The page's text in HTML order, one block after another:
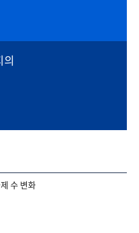
의
수 변화